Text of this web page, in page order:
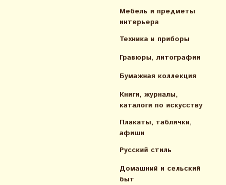
Мебель и предметы
интерьера
Техника и приборы
Гравюры, литографии
Бумажная коллекция
Книги, журналы,
каталоги по искусcтву
Плакаты, таблички,
афиши
Русский стиль
Домашний и сельский
быт